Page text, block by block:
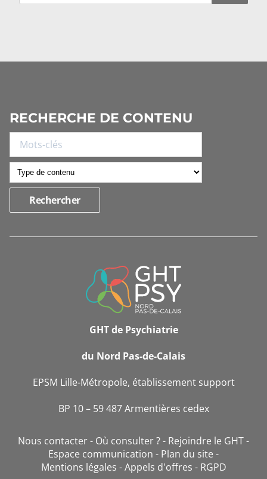
RECHERCHE DE CONTENU
INFORMATIONS
GHT de Psychiatrie
du Nord Pas-de-Calais
EPSM Lille-Métropole, établissement support
BP 10 – 59 487 Armentières cedex
Nous contacter Où consulter ?
Rejoindre le GHT
Espace communication
Plan du site
Mentions légales
Appels d'offres RGPD